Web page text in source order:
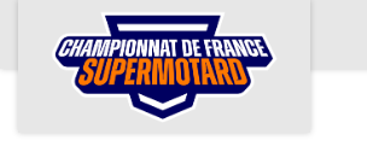
ACCUEIL
ACTUS
CALENDRIER